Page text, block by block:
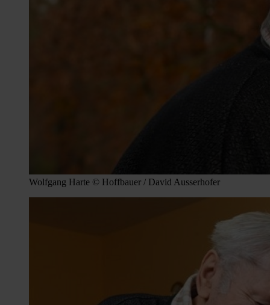
Wolfgang Harte © Hoffbauer / David Ausserhofer